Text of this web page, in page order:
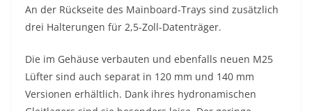
An der Rückseite des Mainboard-Trays sind zusätzlich
drei Halterungen für 2,5-Zoll-Datenträger.
Die im Gehäuse verbauten und ebenfalls neuen M25
Lüfter sind auch separat in 120 mm und 140 mm
Versionen erhältlich. Dank ihres hydronamischen